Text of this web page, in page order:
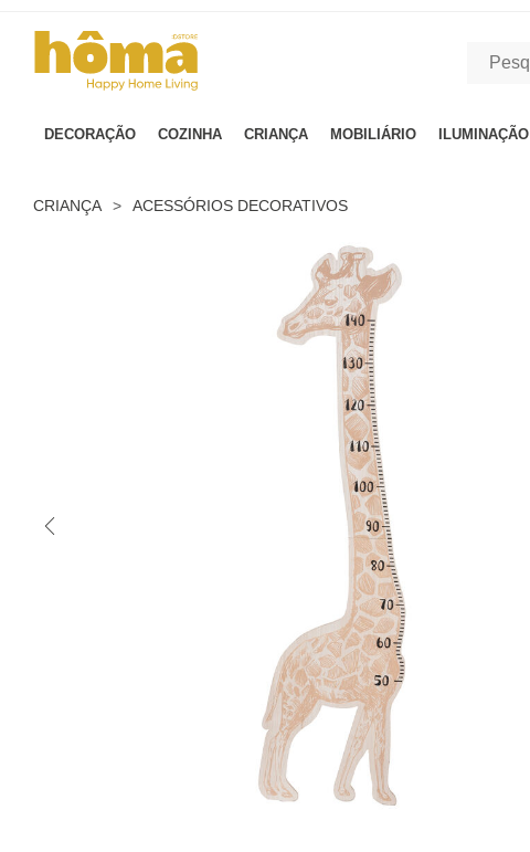
DECORAÇÃO COZINHA CRIANÇA MOBILIÁRIO ILUMINAÇÃO
CRIANÇA > ACESSÓRIOS DECORATIVOS